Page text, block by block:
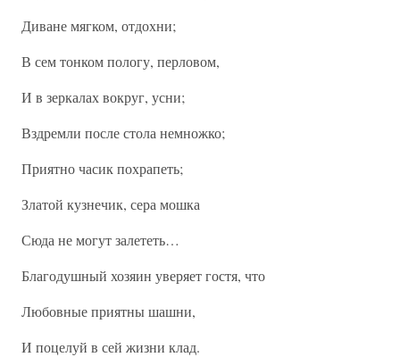
Диване мягком, отдохни;
В сем тонком пологу, перловом,
И в зеркалах вокруг, усни;
Вздремли после стола немножко;
Приятно часик похрапеть;
Златой кузнечик, сера мошка
Сюда не могут залететь…
Благодушный хозяин уверяет гостя, что
Любовные приятны шашни,
И поцелуй в сей жизни клад.